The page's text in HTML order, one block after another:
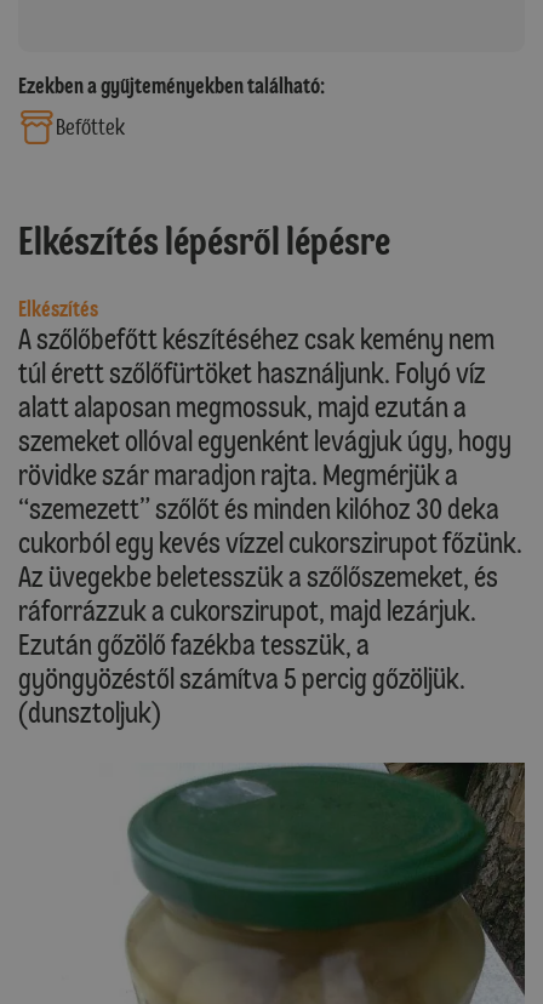
Ezekben a gyűjteményekben található:
Befőttek
Elkészítés lépésről lépésre
Elkészítés
A szőlőbefőtt készítéséhez csak kemény nem
túl érett szőlőfürtöket használjunk. Folyó víz
alatt alaposan megmossuk, majd ezután a
szemeket ollóval egyenként levágjuk úgy, hogy
rövidke szár maradjon rajta. Megmérjük a
“szemezett” szőlőt és minden kilóhoz 30 deka
cukorból egy kevés vízzel cukorszirupot főzünk.
Az üvegekbe beletesszük a szőlőszemeket, és
ráforrázzuk a cukorszirupot, majd lezárjuk.
Ezután gőzölő fazékba tesszük, a
gyöngyözéstől számítva 5 percig gőzöljük.
(dunsztoljuk)